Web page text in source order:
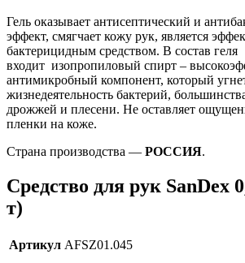
Гель оказывает антисептический и
эффект, смягчает кожу рук, является
бактерицидным средством. В состав геля
входит изопропиловый спирт –
антимикробный компонент, который
жизнедеятельность бактерий,
дрожжей и плесени. Не оставляет
пленки на коже.
Страна производства — РОССИЯ.
Средство для рук SanDex
т)
Артикул AFSZ01.045